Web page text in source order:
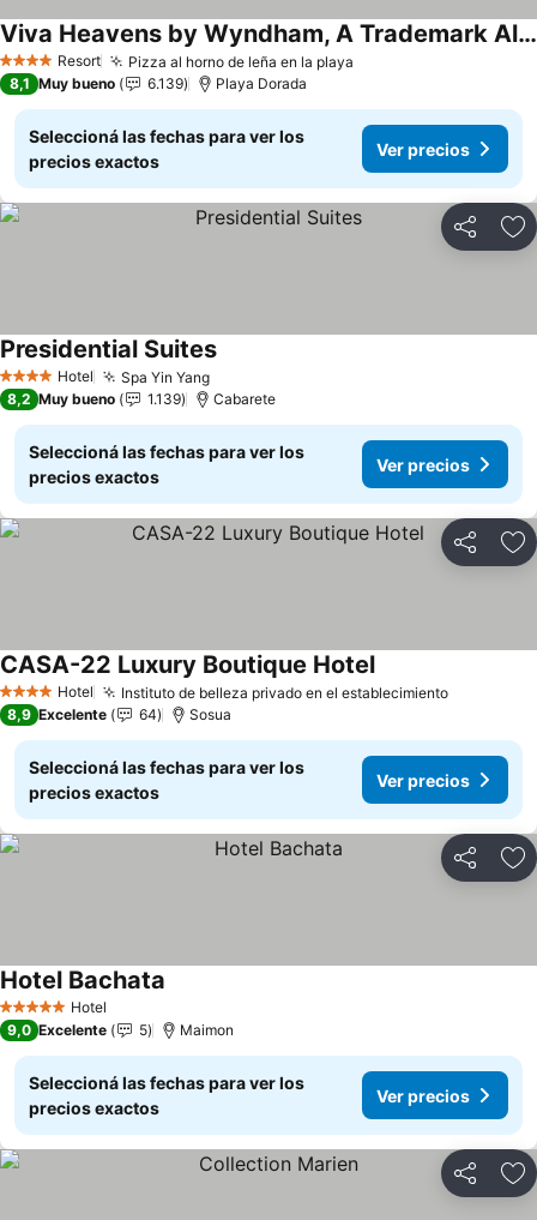
4 EstrellasResort Pizza al horno de leña en la playa
Viva Heavens by Wyndham, A Trademark All Inclusive
Ver precios
8,1 Muy bueno 6.139 Playa Dorada
Seleccioná las fechas para ver los
precios exactos
Ver precios
Compartir
4 EstrellasHotel Spa Yin YangVer precios
Presidential SuitesVer precios
8,2 Muy bueno 1.139 Cabarete
Seleccioná las fechas para ver los
precios exactos
Ver precios
Compartir
4 EstrellasHotel Instituto de belleza privado en el establecimientoVer
CASA-22 Luxury Boutique HotelVer precios
8,9 Excelente 64 Sosua
Seleccioná las fechas para ver los
precios exactos
Ver precios
Compartir
5 Estrellas Hotel
Hotel Bachata
9,0 Excelente 5 Maimon
Seleccioná las fechas para ver los
precios exactos
Ver precios
Compartir